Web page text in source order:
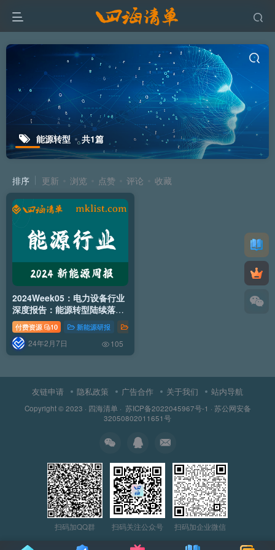
能源转型 共1篇
排序 更新 浏览 点赞 评论 收藏
2024Week05：电力设备行业
深度报告：能源转型陆续落
地，中东与中亚新能源发展前
景广阔
付费资源 10 新能源研报
24年2月7日 105
友链申请 隐私政策 广告合作 关于我们 站内导航
Copyright © 2023 · 四海清单· 苏ICP备2022045967号-1 · 苏公网安备
32050802011651号
扫码加QQ群 扫码关注公众号 扫码加企业微信